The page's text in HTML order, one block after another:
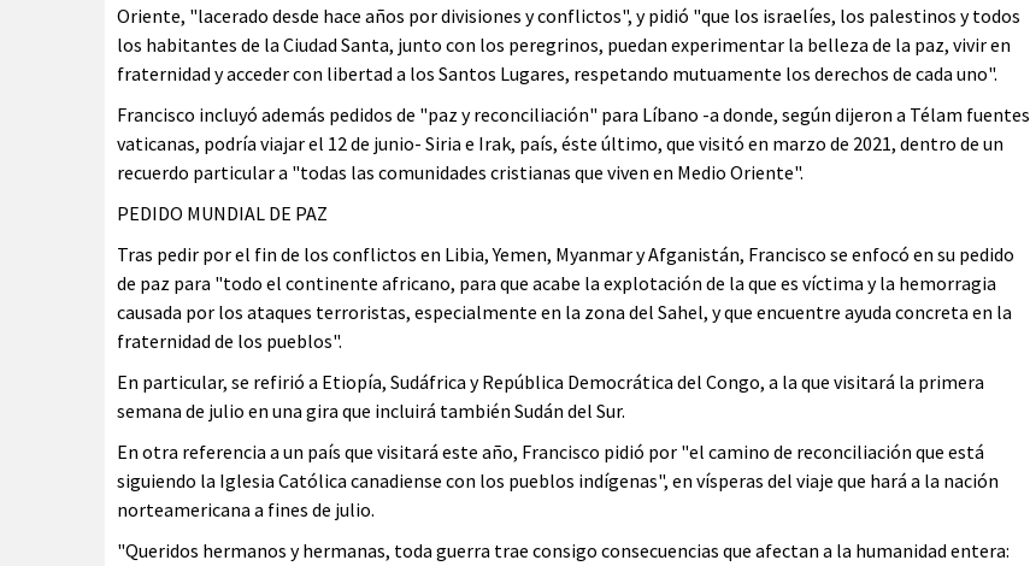
Oriente, "lacerado desde hace años por divisiones y conflictos", y pidió "que los israelíes, los palestinos y todos
los habitantes de la Ciudad Santa, junto con los peregrinos, puedan experimentar la belleza de la paz, vivir en
fraternidad y acceder con libertad a los Santos Lugares, respetando mutuamente los derechos de cada uno".
Francisco incluyó además pedidos de "paz y reconciliación" para Líbano -a donde, según dijeron a Télam fuentes
vaticanas, podría viajar el 12 de junio- Siria e Irak, país, éste último, que visitó en marzo de 2021, dentro de un
recuerdo particular a "todas las comunidades cristianas que viven en Medio Oriente".
PEDIDO MUNDIAL DE PAZ
Tras pedir por el fin de los conflictos en Libia, Yemen, Myanmar y Afganistán, Francisco se enfocó en su pedido
de paz para "todo el continente africano, para que acabe la explotación de la que es víctima y la hemorragia
causada por los ataques terroristas, especialmente en la zona del Sahel, y que encuentre ayuda concreta en la
fraternidad de los pueblos".
En particular, se refirió a Etiopía, Sudáfrica y República Democrática del Congo, a la que visitará la primera
semana de julio en una gira que incluirá también Sudán del Sur.
En otra referencia a un país que visitará este año, Francisco pidió por "el camino de reconciliación que está
siguiendo la Iglesia Católica canadiense con los pueblos indígenas", en vísperas del viaje que hará a la nación
norteamericana a fines de julio.
"Queridos hermanos y hermanas, toda guerra trae consigo consecuencias que afectan a la humanidad entera: